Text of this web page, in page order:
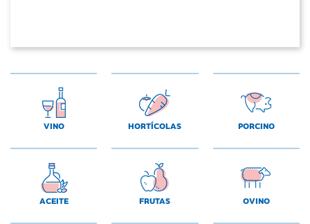
VINO HORTÍCOLAS PORCINO
ACEITE FRUTAS OVINO